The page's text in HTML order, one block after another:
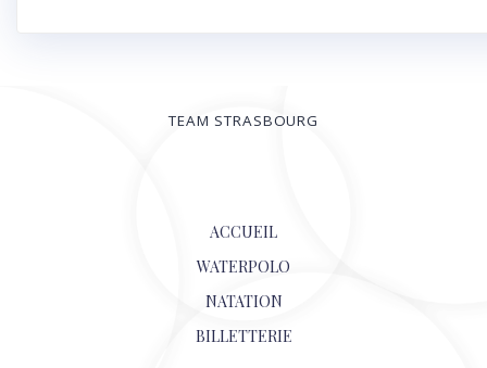
TEAM STRASBOURG
ACCUEIL
WATERPOLO
NATATION
BILLETTERIE